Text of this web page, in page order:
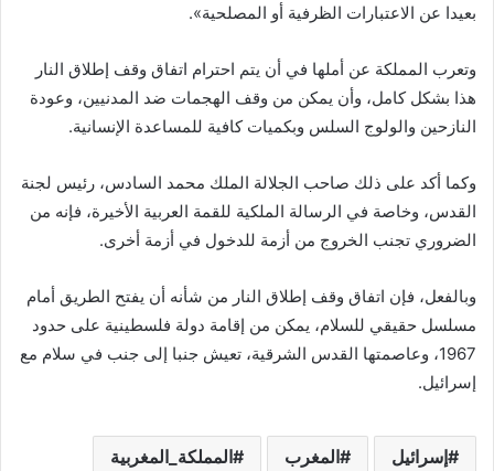
بعيدا عن الاعتبارات الظرفية أو المصلحية».
وتعرب المملكة عن أملها في أن يتم احترام اتفاق وقف إطلاق النار
هذا بشكل كامل، وأن يمكن من وقف الهجمات ضد المدنيين، وعودة
النازحين والولوج السلس وبكميات كافية للمساعدة الإنسانية.
وكما أكد على ذلك صاحب الجلالة الملك محمد السادس، رئيس لجنة
القدس، وخاصة في الرسالة الملكية للقمة العربية الأخيرة، فإنه من
الضروري تجنب الخروج من أزمة للدخول في أزمة أخرى.
وبالفعل، فإن اتفاق وقف إطلاق النار من شأنه أن يفتح الطريق أمام
مسلسل حقيقي للسلام، يمكن من إقامة دولة فلسطينية على حدود
1967، وعاصمتها القدس الشرقية، تعيش جنبا إلى جنب في سلام مع
إسرائيل.
إسرائيل المغرب المملكة_المغربية